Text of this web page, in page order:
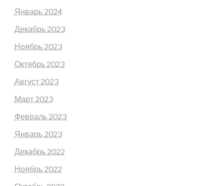
Январь 2024
Декабрь 2023
Ноябрь 2023
Октябрь 2023
Август 2023
Март 2023
Февраль 2023
Январь 2023
Декабрь 2022
Ноябрь 2022